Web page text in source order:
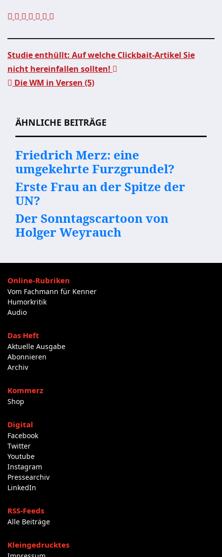
Beitragsnavigation
Studie enthüllt: Auf welche Clickbait-Artikel Sie
nicht hereinfallen sollten!
Die WM in Versen (5)
ÄHNLICHE BEITRÄGE
Friedrich Merz: eine
umgekehrte Furzgrundel?
Erste Frau an der Spitze der
UN?
Der Sonntagscartoon von
Holger Weyrauch
Online-Rubriken
Vom Fachmann für Kenner
Humorkritik
Audio
Das Heft
Aktuelle Ausgabe
Abonnieren
Archiv
Kommerz
Shop
Digital
Facebook
Twitter
Youtube
Instagram
Pressearchiv
LinkedIn
RSS-Feeds
Alle Beiträge
Kleingedrucktes